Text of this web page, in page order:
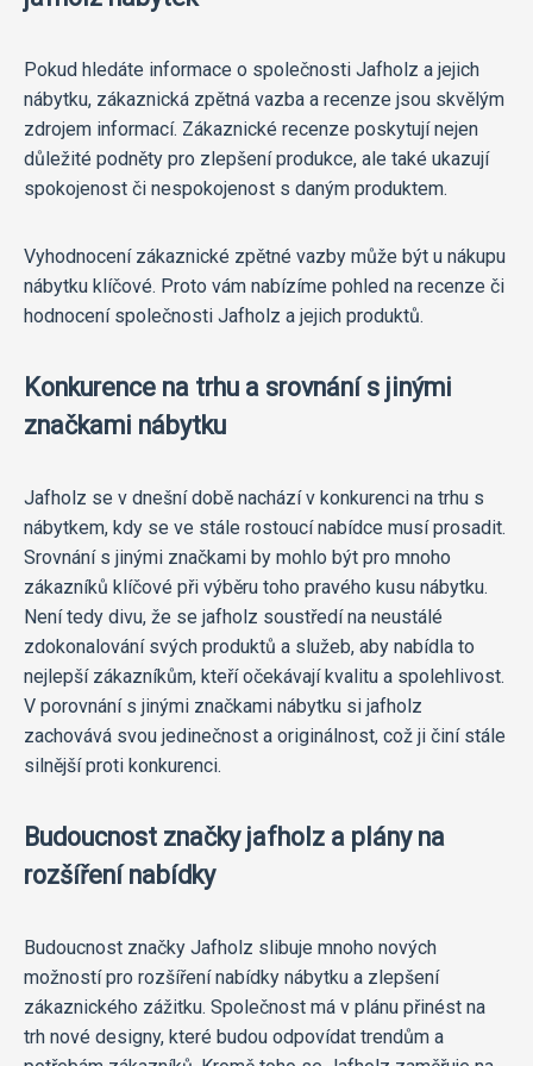
Pokud hledáte informace o společnosti Jafholz a jejich
nábytku, zákaznická zpětná vazba a recenze jsou skvělým
zdrojem informací. Zákaznické recenze poskytují nejen
důležité podněty pro zlepšení produkce, ale také ukazují
spokojenost či nespokojenost s daným produktem.
Vyhodnocení zákaznické zpětné vazby může být u nákupu
nábytku klíčové. Proto vám nabízíme pohled na recenze či
hodnocení společnosti Jafholz a jejich produktů.
Konkurence na trhu a srovnání s jinými
značkami nábytku
Jafholz se v dnešní době nachází v konkurenci na trhu s
nábytkem, kdy se ve stále rostoucí nabídce musí prosadit.
Srovnání s jinými značkami by mohlo být pro mnoho
zákazníků klíčové při výběru toho pravého kusu nábytku.
Není tedy divu, že se jafholz soustředí na neustálé
zdokonalování svých produktů a služeb, aby nabídla to
nejlepší zákazníkům, kteří očekávají kvalitu a spolehlivost.
V porovnání s jinými značkami nábytku si jafholz
zachovává svou jedinečnost a originálnost, což ji činí stále
silnější proti konkurenci.
Budoucnost značky jafholz a plány na
rozšíření nabídky
Budoucnost značky Jafholz slibuje mnoho nových
možností pro rozšíření nabídky nábytku a zlepšení
zákaznického zážitku. Společnost má v plánu přinést na
trh nové designy, které budou odpovídat trendům a